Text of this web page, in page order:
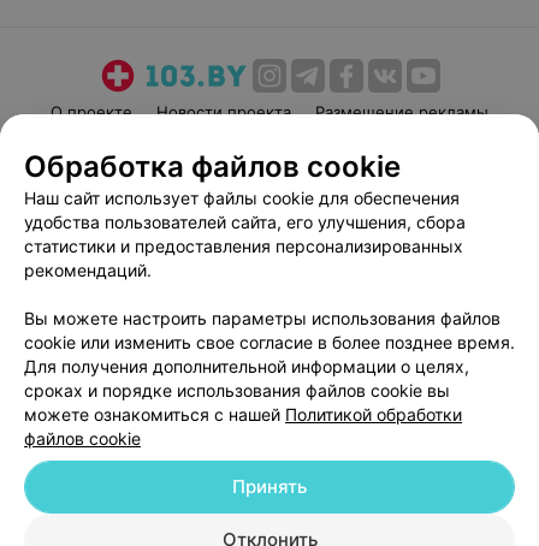
О проекте Новости проекта
Размещение рекламы
Пользовательское соглашение
Способы оплаты
Вакансии
Партнеры
Написать руководителю 103.by
Персональные настройки cookie
Обработка персональных данных
© 2026 ООО «Артокс Лаб», УНП 191700409| 220012, Республика Беларусь,
г. Минск, улица Толбухина, 2, пом. 16 | help@103.by
Обработка файлов cookie
Наш сайт использует файлы cookie для обеспечения
удобства пользователей сайта, его улучшения, сбора
статистики и предоставления персонализированных
рекомендаций.
Вы можете настроить параметры использования файлов
cookie или изменить свое согласие в более позднее время.
Для получения дополнительной информации о целях,
сроках и порядке использования файлов cookie вы
можете ознакомиться с нашей Политикой обработки
файлов cookie
Отклонить
Принять